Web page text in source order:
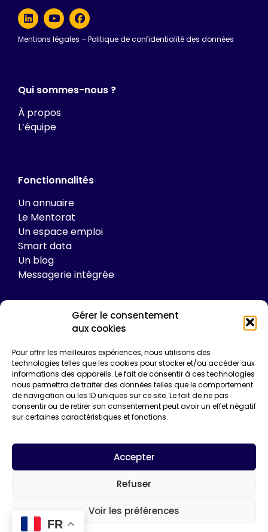
Gérer le consentement
aux cookies
Pour offrir les meilleures expériences, nous utilisons des
technologies telles que les cookies pour stocker et/ou accéder aux
informations des appareils. Le fait de consentir à ces technologies
nous permettra de traiter des données telles que le comportement
de navigation ou les ID uniques sur ce site. Le fait de ne pas
consentir ou de retirer son consentement peut avoir un effet négatif
sur certaines caractéristiques et fonctions.
Accepter
Refuser
Voir les préférences
Mentions légales –Politique de confidentialité des données
Qui sommes-nous ?
À propos
L’équipe
Fonctionnalités
Un annuaire
Le Mentorat
Un espace emploi
Smart data
Un blog
Messagerie intégrée
Plateforme
Formations
Enquêtes de certification
Communication
Entreprise*
Email*
FR